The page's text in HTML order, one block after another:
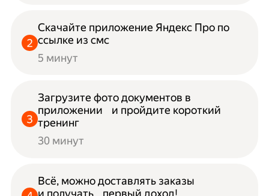
Скачайте приложение Яндекс Про по
ссылке из смс
5 минут
Загрузите фото документов в
приложении и пройдите короткий
тренинг
30 минут
Всё, можно доставлять заказы
и получать первый доход!